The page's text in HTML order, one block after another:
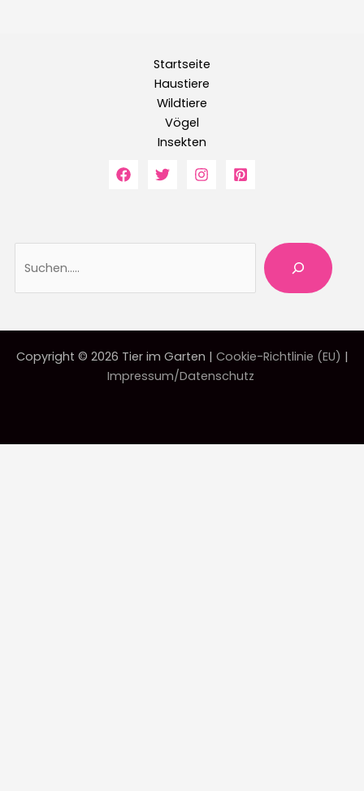
Startseite
Haustiere
Wildtiere
Vögel
Insekten
Copyright © 2026 Tier im Garten | Cookie-Richtlinie (EU) |
Impressum/Datenschutz